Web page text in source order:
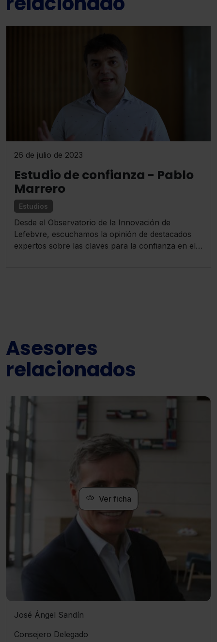
26 de julio de 2023
Estudio de confianza - Pablo
Marrero
Estudios
Desde el Observatorio de la Innovación de
Lefebvre, escuchamos la opinión de destacados
expertos sobre las claves para la confianza en el
Asesores
relacionados
Ver ficha
José Ángel Sandín
Consejero Delegado